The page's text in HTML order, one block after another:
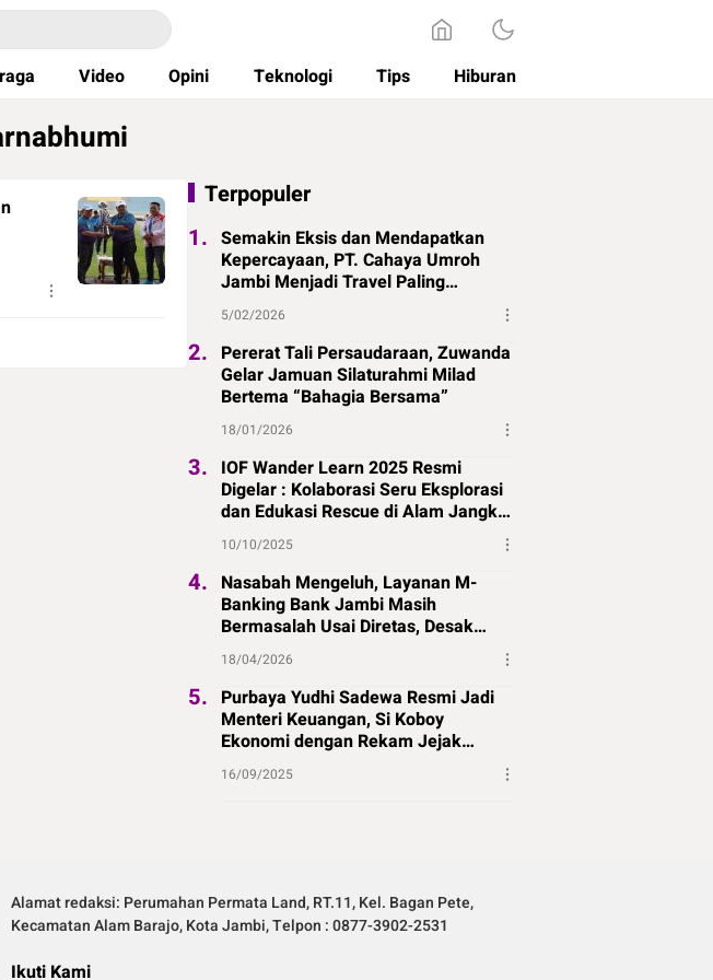
Video Opini Teknologi Tips Hiburan
Terpopuler
1. Semakin Eksis dan Mendapatkan
Kepercayaan, PT. Cahaya Umroh
Jambi Menjadi Travel Paling
Direkomendasikan di Jambi
5/02/2026
2. Pererat Tali Persaudaraan, Zuwanda
Gelar Jamuan Silaturahmi Milad
Bertema “Bahagia Bersama”
18/01/2026
3. IOF Wander Learn 2025 Resmi
Digelar : Kolaborasi Seru Eksplorasi
dan Edukasi Rescue di Alam Jangkat
Merangin
10/10/2025
4. Nasabah Mengeluh, Layanan M-
Banking Bank Jambi Masih
Bermasalah Usai Diretas, Desak
Perbaikan Segera
18/04/2026
5. Purbaya Yudhi Sadewa Resmi Jadi
Menteri Keuangan, Si Koboy
Ekonomi dengan Rekam Jejak
Panjang
16/09/2025
Alamat redaksi: Perumahan Permata Land, RT.11, Kel. Bagan Pete,
Kecamatan Alam Barajo, Kota Jambi, Telpon : 0877-3902-2531
Ikuti Kami